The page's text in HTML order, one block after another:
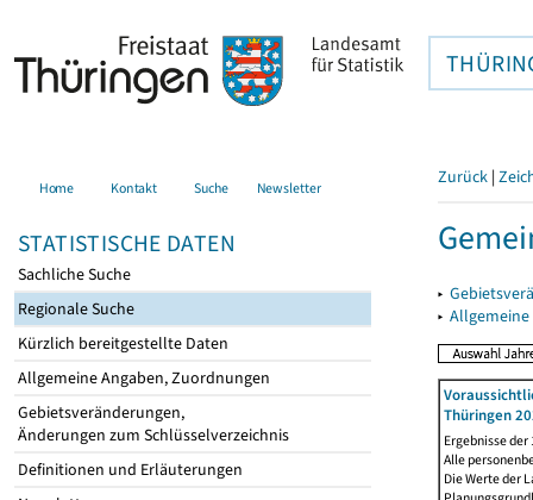
Home Kontakt Suche Newsletter
STATISTISCHE DATEN
Sachliche Suche
Regionale Suche
Kürzlich bereitgestellte Daten
Allgemeine Angaben, Zuordnungen
Gebietsveränderungen,
Änderungen zum Schlüsselverzeichnis
Definitionen und Erläuterungen
Zurück |
▸
▸
Thüringen
Ergebnisse
Alle
Die Werte der